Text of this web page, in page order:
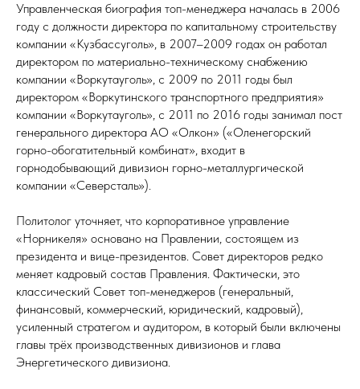
Управленческая биография топ-менеджера началась в 2006
году с должности директора по капитальному строительству
компании «Кузбассуголь», в 2007–2009 годах он работал
директором по материально-техническому снабжению
компании «Воркутауголь», с 2009 по 2011 годы был
директором «Воркутинского транспортного предприятия»
компании «Воркутауголь», с 2011 по 2016 годы занимал пост
генерального директора АО «Олкон» («Оленегорский
горно-обогатительный комбинат», входит в
горнодобывающий дивизион горно-металлургической
компании «Северсталь»).
Политолог уточняет, что корпоративное управление
«Норникеля» основано на Правлении, состоящем из
президента и вице-президентов. Совет директоров редко
меняет кадровый состав Правления. Фактически, это
классический Совет топ-менеджеров (генеральный,
финансовый, коммерческий, юридический, кадровый),
усиленный стратегом и аудитором, в который были включены
главы трёх производственных дивизионов и глава
Энергетического дивизиона.